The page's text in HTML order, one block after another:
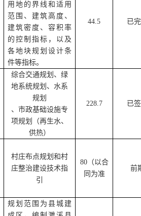
用地的界线和适用
范围、建筑高度、
建筑密度、容积率
的控制指标，以及
各地块规划设计条
件等指标。
44.5 已
综合交通规划、绿
地系统规划、水系
规划
、市政基础设施专
项规划（再生水、
供热）
228.7 已
村庄布点规划和村
庄整治建设技术指
引
80（以合
同为准
前
规划范围为县城建